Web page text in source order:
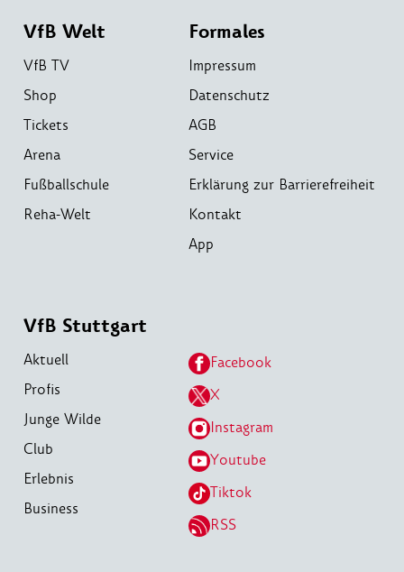
VfB Welt
VfB TV
Shop
Tickets
Arena
Fußballschule
Reha-Welt
Formales
Impressum
Datenschutz
AGB
Service
Erklärung zur Barrierefreiheit
Kontakt
App
VfB Stuttgart
Aktuell
Profis
Junge Wilde
Club
Erlebnis
Business
Facebook
X
Instagram
Youtube
Tiktok
RSS